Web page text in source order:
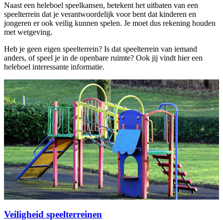
Naast een heleboel speelkansen, betekent het uitbaten van een
speelterrein dat je verantwoordelijk voor bent dat kinderen en
jongeren er ook veilig kunnen spelen. Je moet dus rekening houden
met wetgeving.
Heb je geen eigen speelterrein? Is dat speelterrein van iemand
anders, of speel je in de openbare ruimte? Ook jij vindt hier een
heleboel interessante informatie.
Veiligheid speelterreinen